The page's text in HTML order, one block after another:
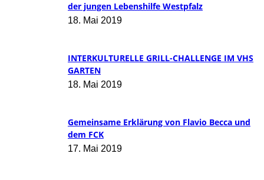
der jungen Lebenshilfe Westpfalz
18. Mai 2019
INTERKULTURELLE GRILL-CHALLENGE IM VHS
GARTEN
18. Mai 2019
Gemeinsame Erklärung von Flavio Becca und
dem FCK
17. Mai 2019